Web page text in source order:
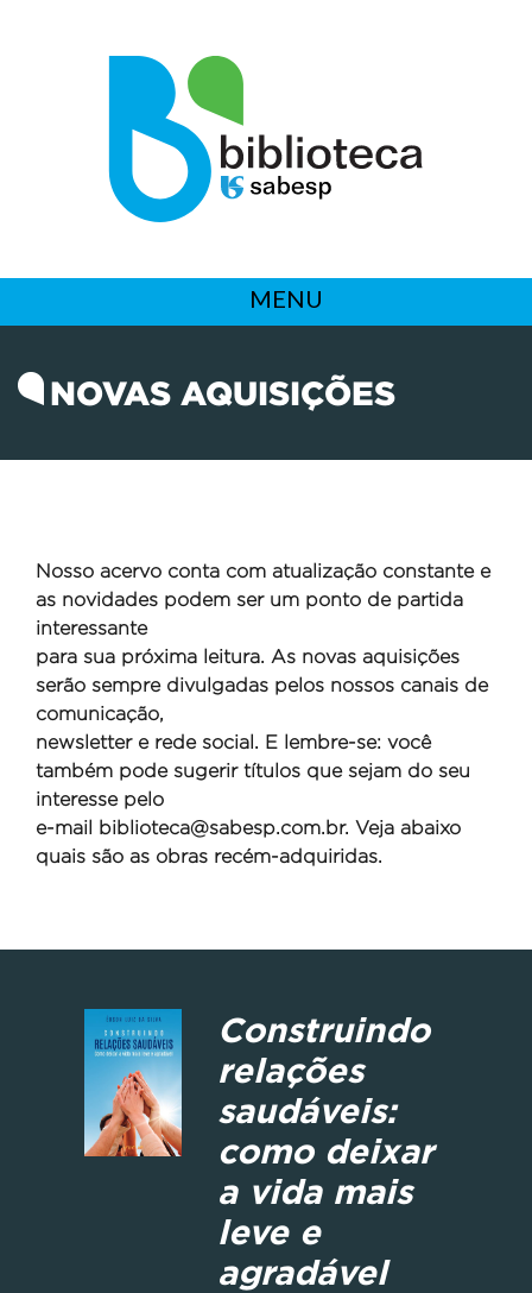
MENU
NOVAS AQUISIÇÕES
Nosso acervo conta com atualização constante e
as novidades podem ser um ponto de partida
interessante
para sua próxima leitura. As novas aquisições
serão sempre divulgadas pelos nossos canais de
comunicação,
newsletter e rede social. E lembre-se: você
também pode sugerir títulos que sejam do seu
interesse pelo
e-mail
biblioteca@sabesp.com.br. Veja abaixo
quais são as obras recém-adquiridas.
Construindo
relações
saudáveis:
como deixar
a vida mais
leve e
agradável